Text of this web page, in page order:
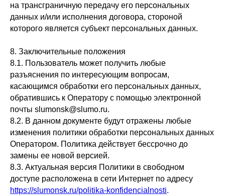
на трансграничную передачу его персональных
данных и/или исполнения договора, стороной
которого является субъект персональных данных.
8. Заключительные положения
8.1. Пользователь может получить любые
разъяснения по интересующим вопросам,
касающимся обработки его персональных данных,
обратившись к Оператору с помощью электронной
почты slumonsk@slumo.ru.
8.2. В данном документе будут отражены любые
изменения политики обработки персональных данных
Оператором. Политика действует бессрочно до
замены ее новой версией.
8.3. Актуальная версия Политики в свободном
доступе расположена в сети Интернет по адресу
https://slumonsk.ru/politika-konfidencialnosti.